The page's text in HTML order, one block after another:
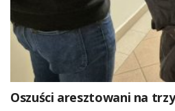
Oszuści aresztowani na